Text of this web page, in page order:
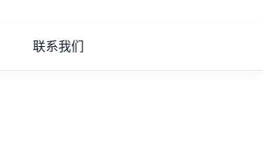
联系我们